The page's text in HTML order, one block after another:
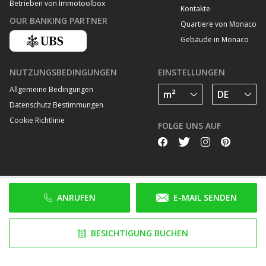
ANRUFEN E-MAIL SENDEN
BESICHTIGUNG BUCHEN
Betrieben von Immotoolbox
OUR BANKING PARTNER
Kontakte
Quartiere von Monaco
Gebäude in Monaco
NUTZUNGSBEDINGUNGEN
Allgemeine Bedingungen
Datenschutz Bestimmungen
Cookie Richtlinie
EINSTELLUNGEN
FOLGE UNS AUF